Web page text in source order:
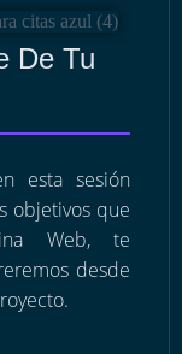
De Tu
esta sesión
objetivos que
Web, te
desde